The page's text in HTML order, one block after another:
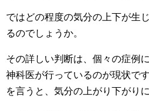
ではどの程度の気分の上下が生
るのでしょうか。
その詳しい判断は、個々の症例
神科医が行っているのが現状で
を言うと、気分の上がり下がりに